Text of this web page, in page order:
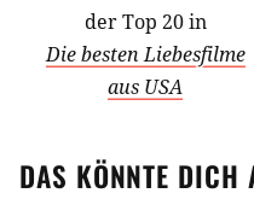
der Top 20 in
Die besten Liebesfilme
aus USA
DAS KÖNNTE DICH